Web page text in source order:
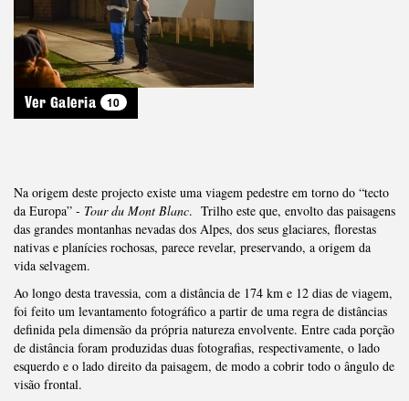
Ver Galeria 10
Na origem deste projecto existe uma viagem pedestre em torno do “tecto
da Europa” - Tour du Mont Blanc. Trilho este que, envolto das paisagens
das grandes montanhas nevadas dos Alpes, dos seus glaciares, florestas
nativas e planícies rochosas, parece revelar, preservando, a origem da
vida selvagem.
Ao longo desta travessia, com a distância de 174 km e 12 dias de viagem,
foi feito um levantamento fotográfico a partir de uma regra de distâncias
definida pela dimensão da própria natureza envolvente. Entre cada porção
de distância foram produzidas duas fotografias, respectivamente, o lado
esquerdo e o lado direito da paisagem, de modo a cobrir todo o ângulo de
visão frontal.